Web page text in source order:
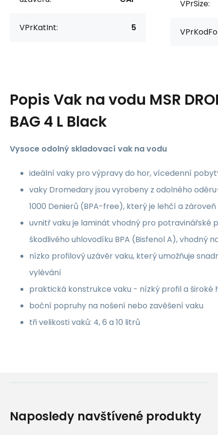
VPrKatInt: 5
VPrSize:
PopisVak na vodu MSR
BAG 4 L Black
Vysoce odolný skladovací vak na vodu
ideální vaky pro výpravy do hor, vícedenní
vaky Dromedary jsou vyrobeny z odolného
1000 Denierů (BPA-free), který je lehčí a
uvnitř vaku je laminát vhodný pro potravinářské
škodlivého uhlovodíku BPA (Bisfenol A), vhodný
nízko profilový uzávěr vaku, který umožňuje
vylévání
praktická konstrukce vaku - nízký profil a široké
boční popruhy na nošení nebo zavěšení vaku
tři velikosti vaků: 4, 6 a 10 litrů
Naposledy navštívené produkty